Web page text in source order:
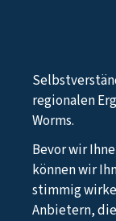
regionalen
Worms.
Bevor wir
können wir
stimmig
Anbietern,